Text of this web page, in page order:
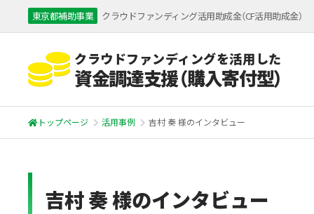
東京都補助事業 クラウドファンディング活用助成金（CF活用助成金）
クラウドファンディングを活用した
資金調達支援（購入寄付型）
トップページ 活用事例 吉村 奏 様のインタビュー
吉村 奏 様のインタビュー